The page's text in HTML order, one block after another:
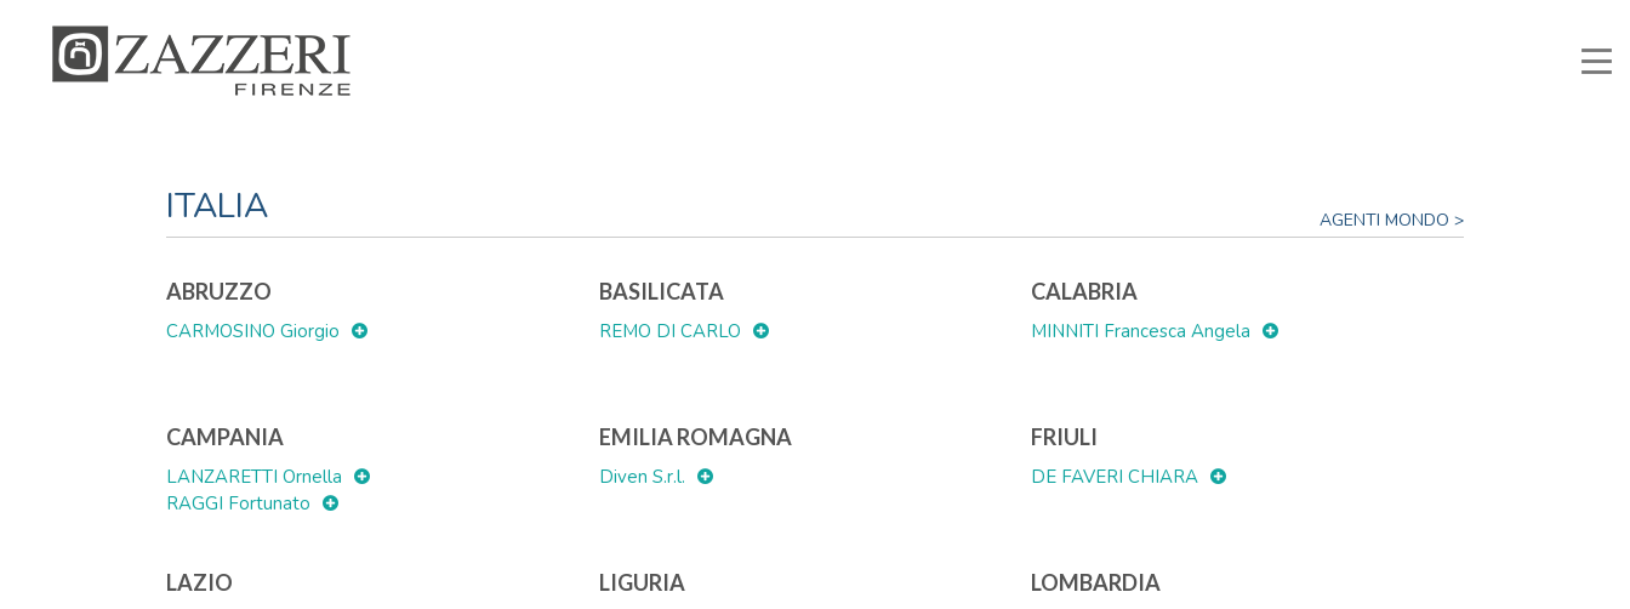
ITALIA AGENTI MONDO >
ABRUZZO
CARMOSINO Giorgio
BASILICATA
REMO DI CARLO
CALABRIA
MINNITI Francesca Angela
CAMPANIA
LANZARETTI Ornella
RAGGI Fortunato
EMILIA ROMAGNA
Diven S.r.l.
FRIULI
DE FAVERI CHIARA
LAZIO LIGURIA LOMBARDIA